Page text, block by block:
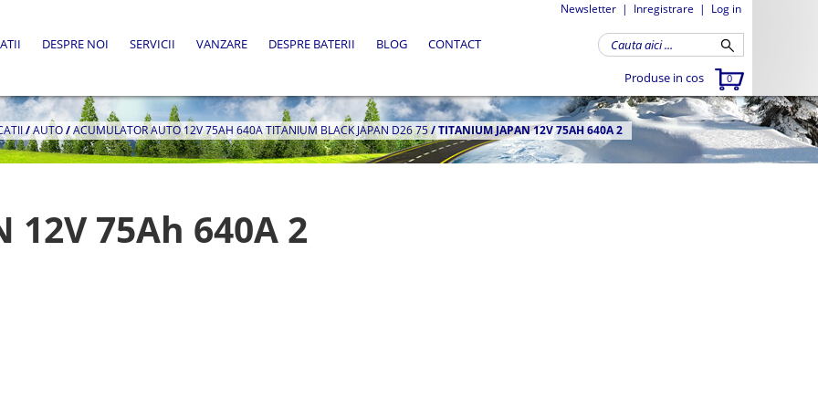
Newsletter | Inregistrare | Log in
Produse in cos 0
DESPRE NOI SERVICII VANZARE DESPRE BATERII BLOG CONTACT
/AUTO/ACUMULATOR AUTO 12V 75AH 640A TITANIUM BLACK JAPAN D26 75/TITANIUM JAPAN 12V 75AH 640A 2
12V 75Ah 640A 2